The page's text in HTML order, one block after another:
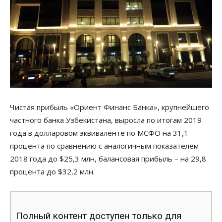
Чистая прибыль «Ориент Финанс Банка», крупнейшего
частного банка Узбекистана, выросла по итогам 2019
года в долларовом эквиваленте по МСФО на 31,1
процента по сравнению с аналогичным показателем
2018 года до $25,3 млн, балансовая прибыль – на 29,8
процента до $32,2 млн.
Полный контент доступен только для